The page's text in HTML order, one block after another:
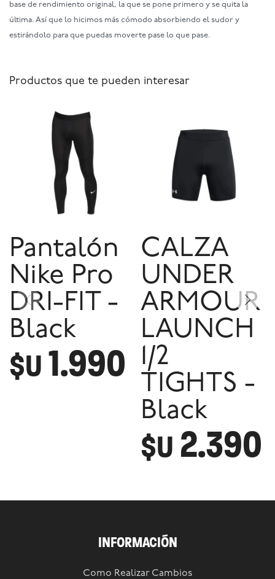
base de rendimiento original, la que se pone primero y se quita la
última. Así que lo hicimos más cómodo absorbiendo el sudor y
estirándolo para que puedas moverte pase lo que pase.
Productos que te pueden interesar
Pantalón
Nike Pro
DRI-FIT -
Black
$U1.990
CALZA
UNDER
ARMOUR
LAUNCH
1/2
TIGHTS -
Black
$U 2.390
INFORMACIÓN
Como Realizar Cambios